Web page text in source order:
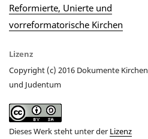
Reformierte, Unierte und
vorreformatorische Kirchen
Lizenz
Copyright (c) 2016 Dokumente Kirchen
und Judentum
Dieses Werk steht unter der Lizenz